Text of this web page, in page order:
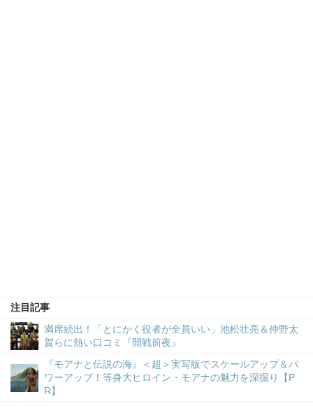
注目記事
満席続出！「とにかく役者が全員いい」池松壮亮＆仲野太
賀らに熱い口コミ『開戦前夜』
『モアナと伝説の海』＜超＞実写版でスケールアップ＆パ
ワーアップ！等身大ヒロイン・モアナの魅力を深掘り【P
R】